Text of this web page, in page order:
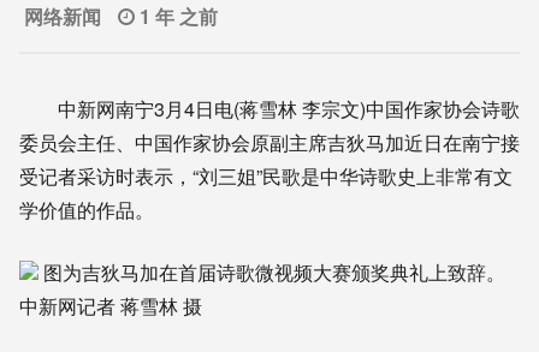
网络新闻 1 年 之前
中新网南宁3月4日电(蒋雪林 李宗文)中国作家协会诗歌
委员会主任、中国作家协会原副主席吉狄马加近日在南宁接
受记者采访时表示，“刘三姐”民歌是中华诗歌史上非常有文
学价值的作品。
图为吉狄马加在首届诗歌微视频大赛颁奖典礼上致辞。
中新网记者 蒋雪林 摄